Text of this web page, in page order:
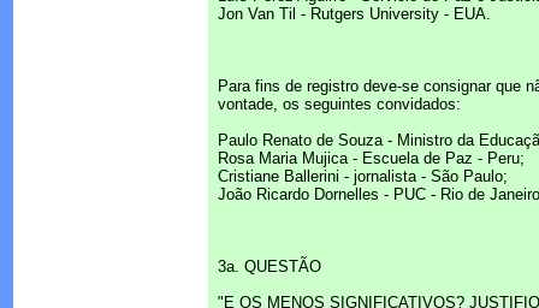
Jon Van Til - Rutgers University - EUA.
Para fins de registro deve-se consignar que
vontade, os seguintes convidados:
Paulo Renato de Souza - Ministro da
Rosa Maria Mujica - Escuela de Paz - Peru;
Cristiane Ballerini - jornalista - São Paulo;
João Ricardo Dornelles - PUC - Rio de
3a. QUESTÃO
"E OS MENOS SIGNIFICATIVOS?